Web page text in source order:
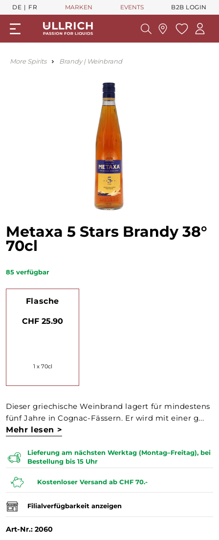
DE FR MARKEN EVENTS B2B LOGIN
More Spirits Brandy | Weinbrand
Metaxa 5 Stars Brandy 38°
70cl
85 verfügbar
Flasche
CHF 25.90
1 x 70cl
Dieser griechische Weinbrand lagert für mindestens
fünf Jahre in Cognac-Fässern. Er wird mit einer g...
Mehr lesen >
Lieferung am nächsten Werktag (Montag–Freitag), bei
Bestellung bis 15 Uhr
Kostenloser Versand ab CHF 70.-
Filialverfügbarkeit anzeigen
Art-Nr.: 2060